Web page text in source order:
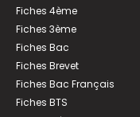
Fiches 4ème
Fiches 3ème
Fiches Bac
Fiches Brevet
Fiches Bac Français
Fiches BTS